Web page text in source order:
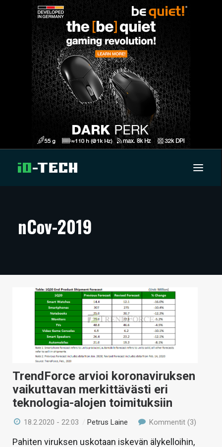
ARTIKKELIT
TECHBBS
HINTA.FI
VAIHDA TEEMA
HAKU
nCov-2019
TrendForce arvioi koronaviruksen
vaikuttavan merkittävästi eri
teknologia-alojen toimituksiin
18.2.2020 - 22:03 /Petrus Laine Kommentit (3)
Pahiten viruksen uskotaan iskevän älykelloihin,